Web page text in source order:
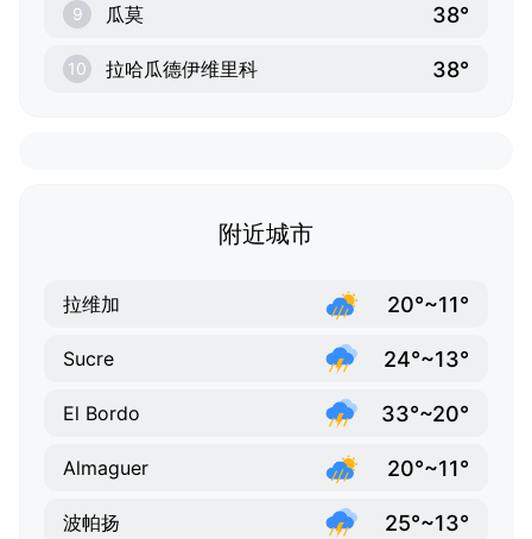
9 瓜莫 38°
10 拉哈瓜德伊维里科 38°
附近城市
拉维加 20°~11°
Sucre 24°~13°
El Bordo 33°~20°
Almaguer 20°~11°
波帕扬 25°~13°